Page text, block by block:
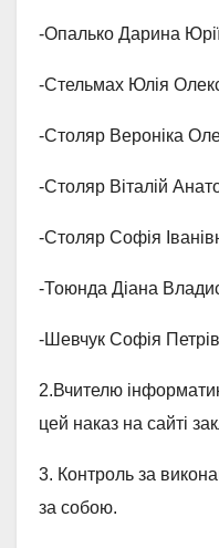
-Опалько Дарина
-Стельмах Юлія
-Столяр Вероніка
-Столяр Віталій
-Столяр Софія
-Тоюнда Діана
-Шевчук Софія
2.Вчителю
цей наказ на сайті
3. Контроль за
за собою.